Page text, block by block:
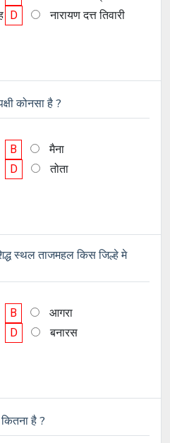
D नारायण दत्त तिवारी
कोनसा है ?
B
मैना
D तोता
स्थल ताजमहल किस जिल्हे मे
B
आगरा
D बनारस
है ?